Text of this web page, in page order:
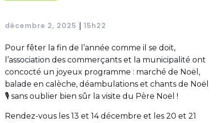
décembre 2, 2025 15h22
Pour fêter la fin de l’année comme il se doit,
l’association des commerçants et la municipalité ont
concocté un joyeux programme : marché de Noël,
balade en calèche, déambulations et chants de Noël
🎙 sans oublier bien sûr la visite du Père Noël !
Rendez-vous les 13 et 14 décembre et les 20 et 21